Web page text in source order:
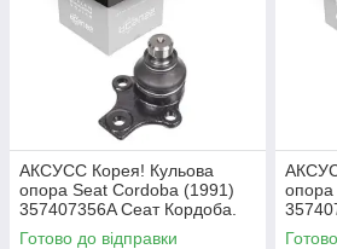
AКСУСС Корея! Кульова
опора Seat Cordoba (1991)
357407356A Сеат Кордоба.
Aксусс Корея - Оригинал!
Готово до відправки
опора